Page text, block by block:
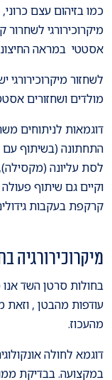
כמו בזיהום עצם
מיקרוכירורגי לשחרור
אסטטי במראה
לשחזור
מולדים ושחזורים
דוגמאות לניתוחים
התחתונה (בשיתוף עם
לסת עליונה
וקיים גם שיתוף
קרקפת בעקבות
מיקרוכירורגיה
בחולות סרטן השד
עודפות מהבטן , וזאת
מהעכוז.
במקצועה. בבדיקת